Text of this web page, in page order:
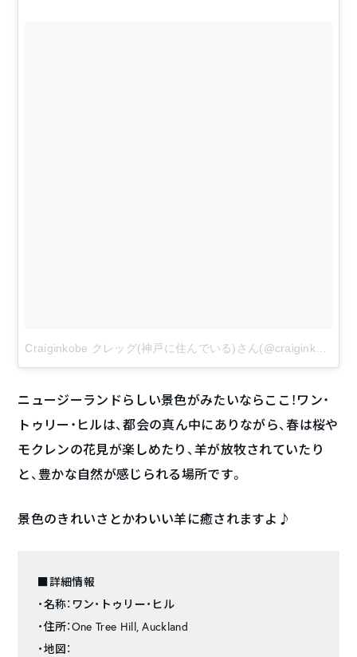
ニュージーランドらしい景色がみたいならここ！ワン・
トゥリー・ヒルは、都会の真ん中にありながら、春は桜や
モクレンの花見が楽しめたり、羊が放牧されていたり
と、豊かな自然が感じられる場所です。
景色のきれいさとかわいい羊に癒されますよ♪
■詳細情報
・名称：ワン・トゥリー・ヒル
・住所：One Tree Hill, Auckland
・地図：